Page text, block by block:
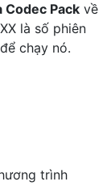
Codec Pack về
là số phiên
chạy nó.
trình